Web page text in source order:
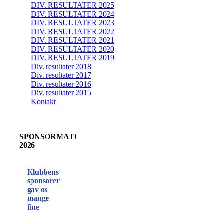
DIV. RESULTATER 2025
DIV. RESULTATER 2024
DIV. RESULTATER 2023
DIV. RESULTATER 2022
DIV. RESULTATER 2021
DIV. RESULTATER 2020
DIV. RESULTATER 2019
Div. resultater 2018
Div. resultater 2017
Div. resultater 2016
Div. resultater 2015
Kontakt
SPONSORMATCH
2026
Klubbens
sponsorer
gav os
mange
fine